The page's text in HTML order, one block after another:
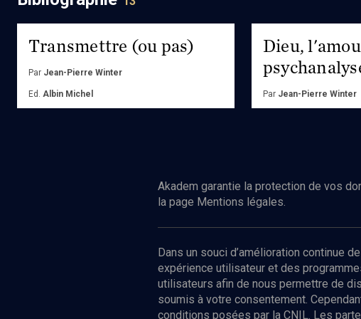
psychanalyse peut-
comprendre ce qui
l'inconscient collectif
Transmettre (ou pas)
Par Jean-Pierre Winter
Ed. Albin Michel
Dieu,
Par Jean-Pierre Winter
Akadem garantie la protection de vos
la page Mentions légales.
Dans un souci d’amélioration continue
expérience utilisateur et des
utilisateurs afin de nous permettre de
soumis à votre consentement.
conditions posées par la CNIL. Les